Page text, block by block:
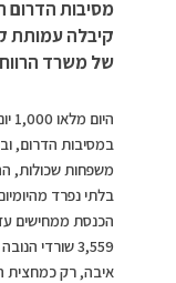
מסיבות הדרום
קיבלה עמותת
של משרד
במסיבות הדרום,
משפחות שכולות,
בלתי נפרד
הכנסת ממחישים
3,559 שורדי
איבה, רק כמחצית